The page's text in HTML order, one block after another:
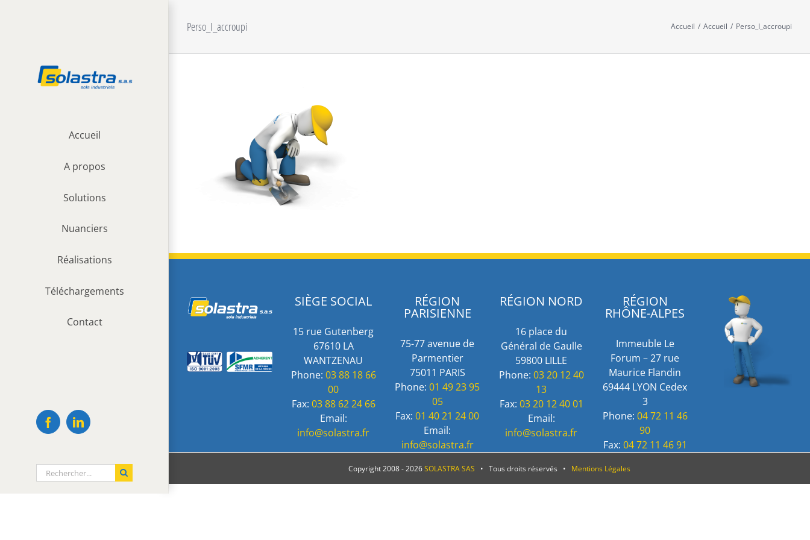
Accueil
A propos
Solutions
Nuanciers
Réalisations
Téléchargements
Contact
FacebookLinkedIn
Rechercher:
Perso_I_accroupi Accueil / Accueil / Perso_I_accroupi
SIÈGE SOCIAL
15 rue Gutenberg
67610 LA
WANTZENAU
Phone: 03 88 18 66
00
Fax: 03 88 62 24 66
Email:
info@solastra.fr
RÉGION
PARISIENNE
75-77 avenue de
Parmentier
75011 PARIS
Phone:01 49 23 95
05
Fax:01 40 21 24 00
Email:
info@solastra.fr
RÉGION NORD
16 place du
Général de Gaulle
59800 LILLE
Phone: 03 20 12 40
13
Fax: 03 20 12 40 01
Email:
info@solastra.fr
RÉGION
RHÔNE-ALPES
Immeuble Le
Forum – 27 rue
Maurice Flandin
69444 LYON Cedex
3
Phone: 04 72 11 46
90
Fax: 04 72 11 46 91
Copyright 2008 -2026SOLASTRA SAS • Tous droits réservés • Mentions Légales